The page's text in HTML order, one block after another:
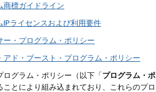
商標ガイドライン
ライセンスおよび利用要件
・プログラム・ポリシー
アド・ブースト・プログラム・ポリシー
グラム・ポリシー（以下「プログラム・
ことにより組み込まれており、これらのプ